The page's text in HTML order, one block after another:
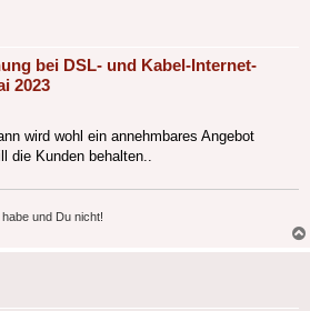
bei DSL- und Kabel-Internet-
2023
wird wohl ein annehmbares Angebot
die Kunden behalten..
und Du nicht!